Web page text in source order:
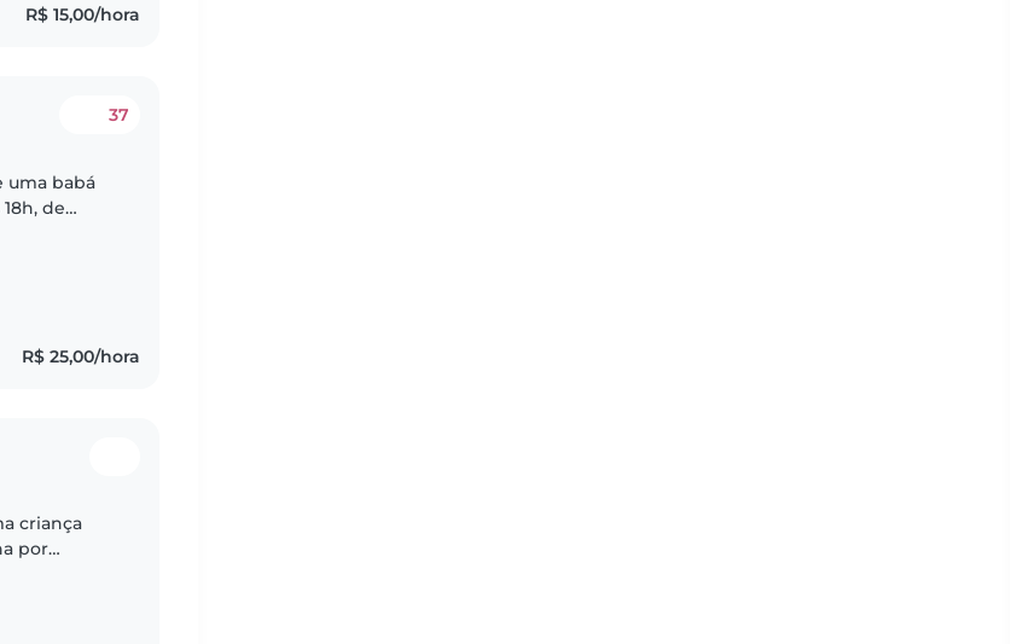
R$ 15,00/hora
37
uma babá
de
R$ 25,00/hora
criança
por